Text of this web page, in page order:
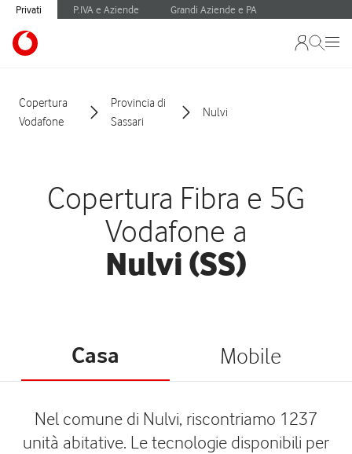
Privati P.IVA e Aziende Grandi Aziende e PA
Copertura
Vodafone
Provincia di
Sassari
Nulvi
Copertura Fibra e 5G
Vodafone a
Nulvi (SS)
Casa Mobile
Nel comune di Nulvi, riscontriamo 1237
unità abitative. Le tecnologie disponibili per